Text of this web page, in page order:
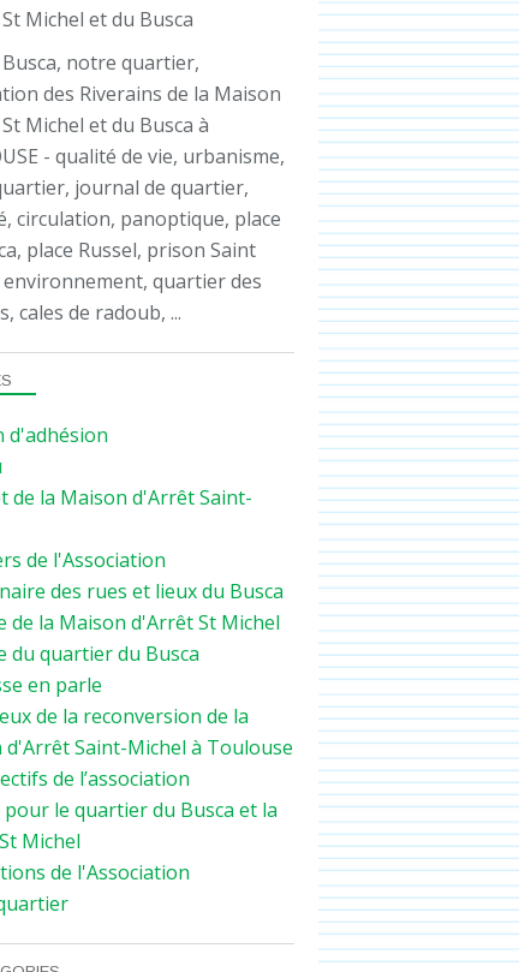
PLACE
ASSO
notre quartier,
des Riverains de la Maison
Michel et du Busca à
- qualité de vie, urbanisme,
journal de quartier,
circulation, panoptique, place
place Russel, prison Saint
environnement, quartier des
cales de radoub, ...
d'adhésion
de la Maison d'Arrêt Saint-
de l'Association
des rues et lieux du Busca
de la Maison d'Arrêt St Michel
du quartier du Busca
en parle
de la reconversion de la
d'Arrêt Saint-Michel à Toulouse
de l’association
le quartier du Busca et la
Michel
de l'Association